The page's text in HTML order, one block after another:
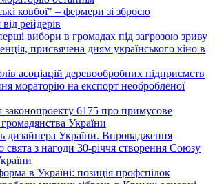
ковбої" – фермери зі зброєю
рейдерів
вибори в громадах під загрозою зриву
присвячена дням українського кіно в
асоціацій деревообробних підприємств
мораторію на експорт необробленої
6175 про примусове
України
України. Впровадження
свята з нагоди 30-річчя створення Союзу
в Україні: позиція профспілок